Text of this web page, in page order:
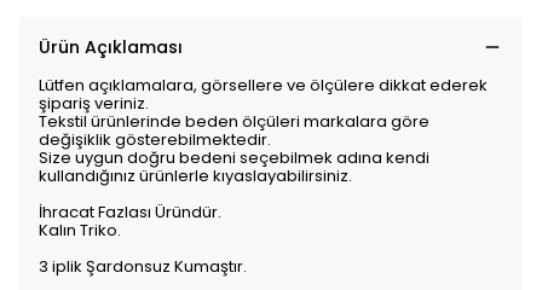
Ürün Açıklaması
Lütfen açıklamalara, görsellere ve ölçülere dikkat ederek
şipariş veriniz.
Tekstil ürünlerinde beden ölçüleri markalara göre
değişiklik gösterebilmektedir.
Size uygun doğru bedeni seçebilmek adına kendi
kullandığınız ürünlerle kıyaslayabilirsiniz.
İhracat Fazlası Üründür.
Kalın Triko.
3 iplik Şardonsuz Kumaştır.